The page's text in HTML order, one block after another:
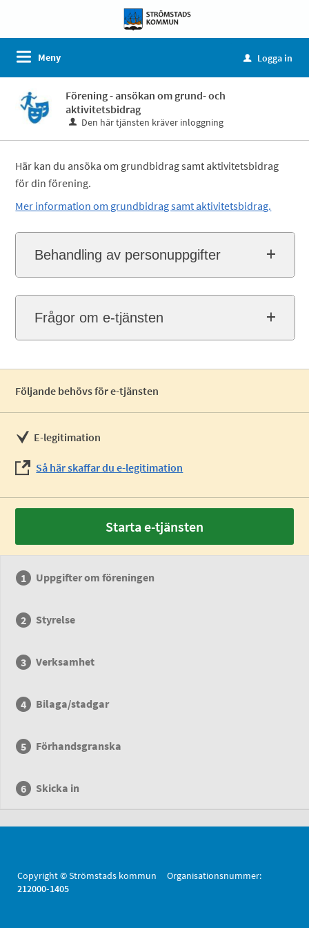
Meny u Logga in
Förening - ansökan om grund- och
aktivitetsbidrag
Den här tjänsten kräver inloggning
Här kan du ansöka om grundbidrag samt aktivitetsbidrag
för din förening.
Mer information om grundbidrag samt aktivitetsbidrag.
Behandling av personuppgifter
Frågor om e-tjänsten
Följande behövs för e-tjänsten
E-legitimation
Så här skaffar du e-legitimation
Starta e-tjänsten
Uppgifter om föreningen
Styrelse
Verksamhet
Bilaga/stadgar
Förhandsgranska
Skicka in
Copyright © Strömstads kommun Organisationsnummer:
212000-1405